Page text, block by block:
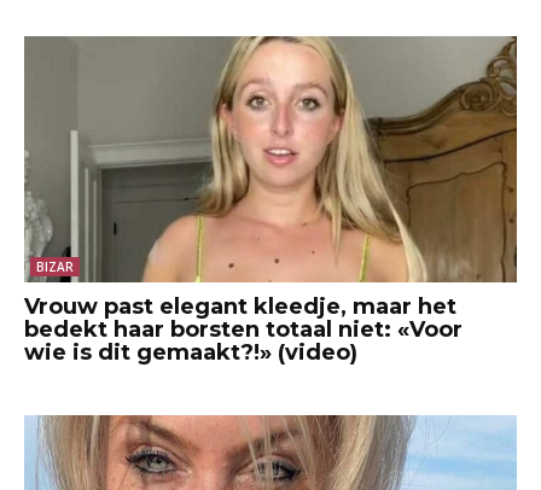
BIZAR
Vrouw past elegant kleedje, maar het
bedekt haar borsten totaal niet: «Voor
wie is dit gemaakt?!» (video)